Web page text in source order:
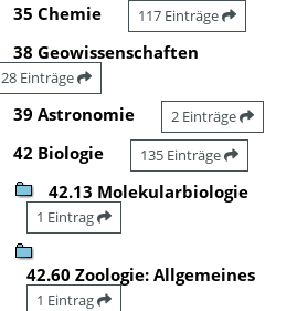
35 Chemie 117 Einträge
38 Geowissenschaften
28 Einträge
39 Astronomie 2 Einträge
42 Biologie 135 Einträge
42.13 Molekularbiologie
1 Eintrag
42.60 Zoologie: Allgemeines
1 Eintrag